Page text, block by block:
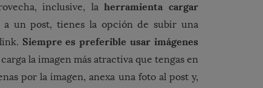
inclusive, laherramienta cargar
un post, tienes la opción de subir una
Siempre es preferible usar imágenes
la imagen más atractiva que tengas en
por la imagen, anexa una foto al post y,